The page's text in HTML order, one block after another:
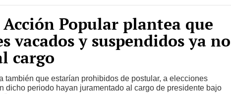
Popular plantea que
vacados y suspendidos ya no
cargo
también que estarían prohibidos de postular, a elecciones
dicho periodo hayan juramentado al cargo de presidente bajo